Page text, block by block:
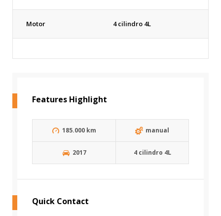
Motor 4 cilindro 4L
Features Highlight
185.000 km manual
2017 4 cilindro 4L
Quick Contact